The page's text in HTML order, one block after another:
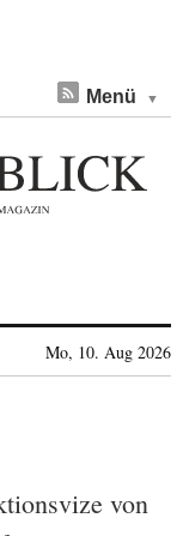
Menü
Mo, 10. Aug 2026
von